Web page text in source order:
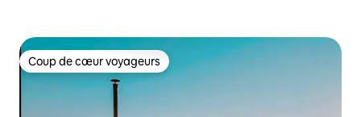
Coup de cœur voyageurs
Coup de cœur voyageurs